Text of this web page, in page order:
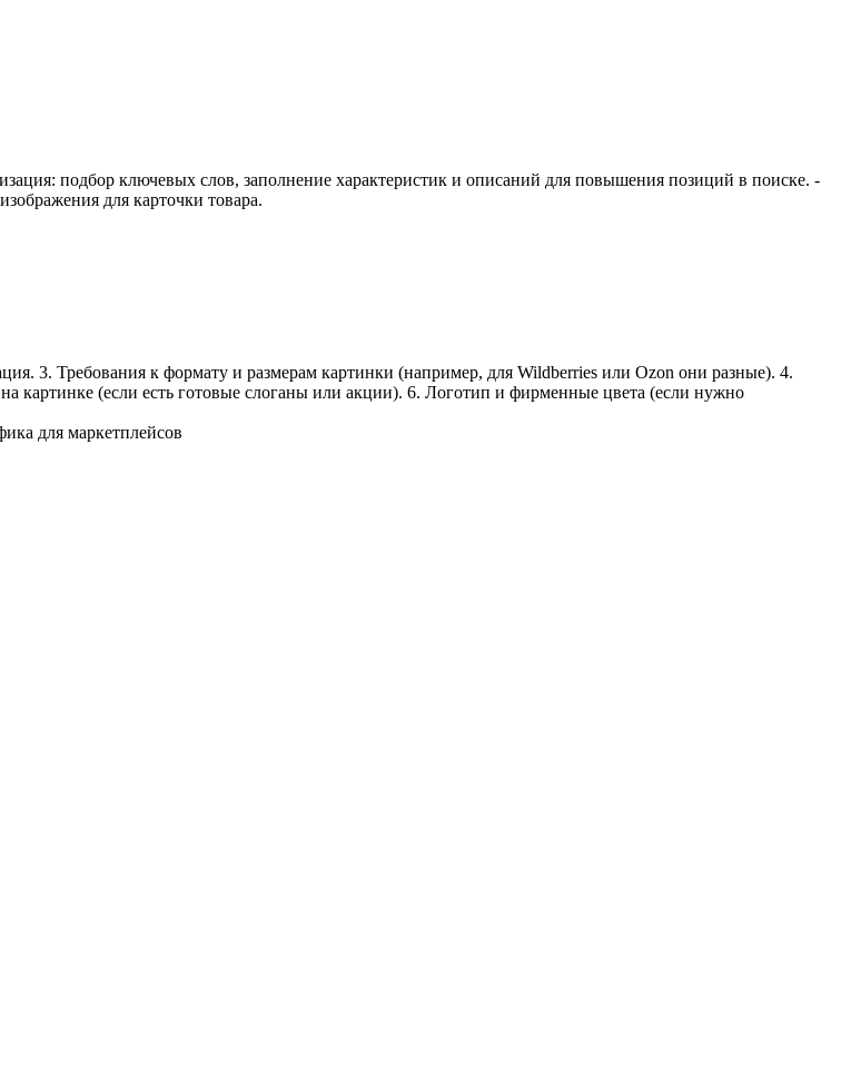
подбор ключевых слов, заполнение характеристик и описаний для повышения позиций в поиске. -
для карточки товара.
3. Требования к формату и размерам картинки (например, для Wildberries или Ozon они разные). 4.
картинке (если есть готовые слоганы или акции). 6. Логотип и фирменные цвета (если нужно